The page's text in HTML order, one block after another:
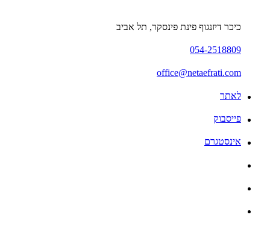
כיכר דיזנגוף פינת פינסקר, תל אביב
054-2518809
office@netaefrati.com
לאתר
פייסבוק
אינסטגרם